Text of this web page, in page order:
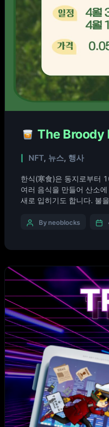
The Broody
NFT, 뉴스, 행사
한식(寒食)은 동지로부터
여러 음식을 만들어 산소
새로 입히기도 합니다. 불
By neoblocks